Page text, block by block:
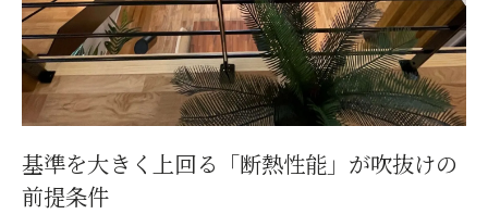
基準を大きく上回る「断熱性能」が吹抜けの
前提条件